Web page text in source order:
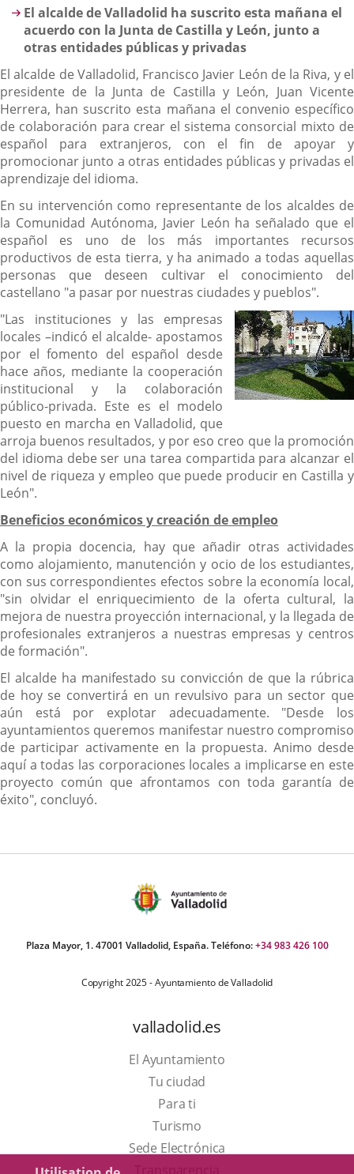
Descripción
El alcalde de Valladolid ha suscrito esta mañana el
acuerdo con la Junta de Castilla y León, junto a
otras entidades públicas y privadas
El alcalde de Valladolid, Francisco Javier León de la Riva, y el
presidente de la Junta de Castilla y León, Juan Vicente
Herrera, han suscrito esta mañana el convenio específico
de colaboración para crear el sistema consorcial mixto de
español para extranjeros, con el fin de apoyar y
promocionar junto a otras entidades públicas y privadas el
aprendizaje del idioma.
En su intervención como representante de los alcaldes de
la Comunidad Autónoma, Javier León ha señalado que el
español es uno de los más importantes recursos
productivos de esta tierra, y ha animado a todas aquellas
personas que deseen cultivar el conocimiento del
castellano "a pasar por nuestras ciudades y pueblos".
"Las instituciones y las empresas
locales –indicó el alcalde- apostamos
por el fomento del español desde
hace años, mediante la cooperación
institucional y la colaboración
público-privada. Este es el modelo
puesto en marcha en Valladolid, que
arroja buenos resultados, y por eso creo que la promoción
del idioma debe ser una tarea compartida para alcanzar el
nivel de riqueza y empleo que puede producir en Castilla y
León".
Beneficios económicos y creación de empleo
A la propia docencia, hay que añadir otras actividades
como alojamiento, manutención y ocio de los estudiantes,
con sus correspondientes efectos sobre la economía local,
"sin olvidar el enriquecimiento de la oferta cultural, la
mejora de nuestra proyección internacional, y la llegada de
profesionales extranjeros a nuestras empresas y centros
de formación".
El alcalde ha manifestado su convicción de que la rúbrica
de hoy se convertirá en un revulsivo para un sector que
aún está por explotar adecuadamente. "Desde los
ayuntamientos queremos manifestar nuestro compromiso
de participar activamente en la propuesta. Animo desde
aquí a todas las corporaciones locales a implicarse en este
proyecto común que afrontamos con toda garantía de
éxito", concluyó.
Plaza Mayor, 1. 47001 Valladolid, España. Teléfono:+34 983 426 100
Copyright 2025 - Ayuntamiento de Valladolid
valladolid.es
El Ayuntamiento
Tu ciudad
Para ti
TurismoEste
enlace
Sede Electrónica